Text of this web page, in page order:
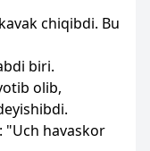
chiqibdi. Bu
biri.
olib,
"Uch havaskor